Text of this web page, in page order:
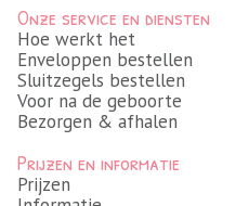
Onze service en diensten
Hoe werkt het
Enveloppen bestellen
Sluitzegels bestellen
Voor na de geboorte
Bezorgen & afhalen
Prijzen en informatie
Prijzen